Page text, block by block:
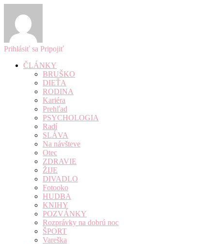
Prihlásiť sa Pripojiť
ČLÁNKY
BRUŠKO
DIEŤA
RODINA
Kariéra
Prehľad
PSYCHOLOGIA
Radí
SLÁVA
Na návšteve
Otec
ZDRAVIE
ŽIJE
DIVADLO
Fotooko
HUDBA
KNIHY
POZVÁNKY
Rozprávky na dobrú noc
ŠPORT
Vareška